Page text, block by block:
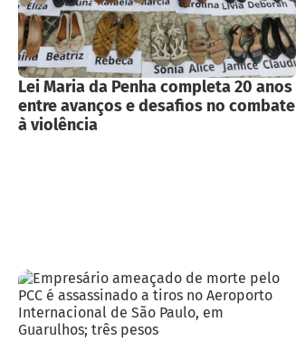
Lei Maria da Penha completa 20 anos
entre avanços e desafios no combate
à violência